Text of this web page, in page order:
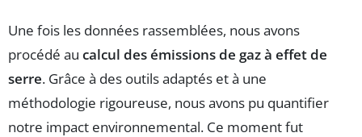
Une fois les données rassemblées, nous avons
procédé au calcul des émissions de gaz à effet de
serre. Grâce à des outils adaptés et à une
méthodologie rigoureuse, nous avons pu quantifier
notre impact environnemental. Ce moment fut